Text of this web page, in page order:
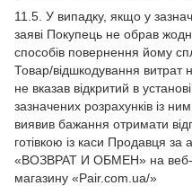
11.5. У випадку, якщо у
заяві Покупець не обрав
способів повернення йому
Товар/відшкодування витрат
не вказав відкритий в
зазначених розрахунків із
виявив бажання отримати
готівкою із каси Продавця
«ВОЗВРАТ И ОБМЕН» на веб-
магазину «Pair.com.ua/»